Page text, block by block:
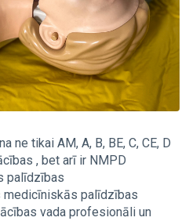
ne tikai AM, A, B, BE, C, CE, D
, bet arī ir NMPD
palīdzības
palīdzības
vada profesionāli un